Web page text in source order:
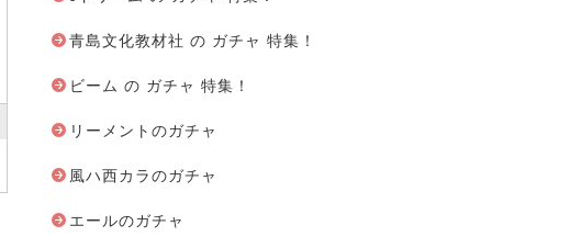
青島文化教材社 の ガチャ 特集！
ビーム の ガチャ 特集！
リーメントのガチャ
風ハ西カラのガチャ
エールのガチャ